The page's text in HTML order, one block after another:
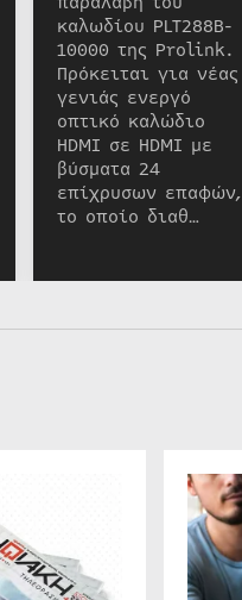
καλωδίου PLT288B-
10000 της Prolink.
Πρόκειται για νέας
γενιάς ενεργό
οπτικό καλώδιο
HDMI σε HDMI με
βύσματα 24
επίχρυσων επαφών,
το οποίο διαθ…